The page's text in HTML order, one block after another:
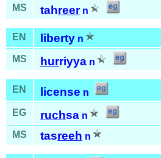
MS
tahreer n
EN liberty n
MS
hurriyya n
EN license n
EG
ruchsa n
MS tasreeh n